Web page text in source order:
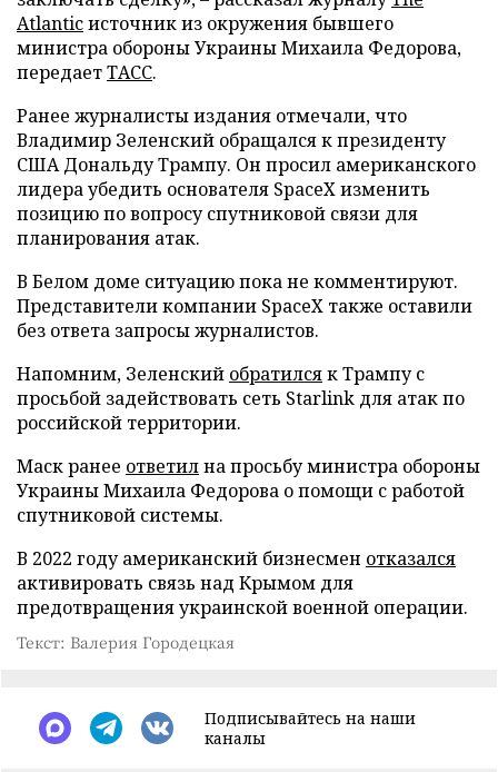
Atlanticисточник из окружения бывшего
министра обороны Украины Михаила Федорова,
передаетТАСС.
Ранее журналисты издания отмечали, что
Владимир Зеленский обращался к президенту
США Дональду Трампу. Он просил американского
лидера убедить основателя SpaceX изменить
позицию по вопросу спутниковой связи для
планирования атак.
В Белом доме ситуацию пока не комментируют.
Представители компании SpaceX также оставили
без ответа запросы журналистов.
Напомним, Зеленский обратилсяк Трампу с
просьбой задействовать сеть Starlink для атак по
российской территории.
Маск ранее ответилна просьбу министра обороны
Украины Михаила Федорова о помощи с работой
спутниковой системы.
В 2022 году американский бизнесмен отказался
активировать связь над Крымом для
предотвращения украинской военной операции.
Текст: Валерия Городецкая
Подписывайтесь на наши
каналы